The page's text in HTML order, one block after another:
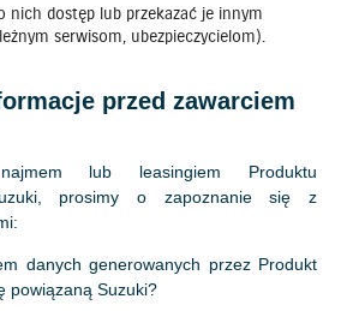
nich dostęp lub przekazać je innym
serwisom, ubezpieczycielom).
przed zawarciem
lub leasingiem Produktu
prosimy o zapoznanie się z
danych generowanych przez Produkt
powiązaną Suzuki?